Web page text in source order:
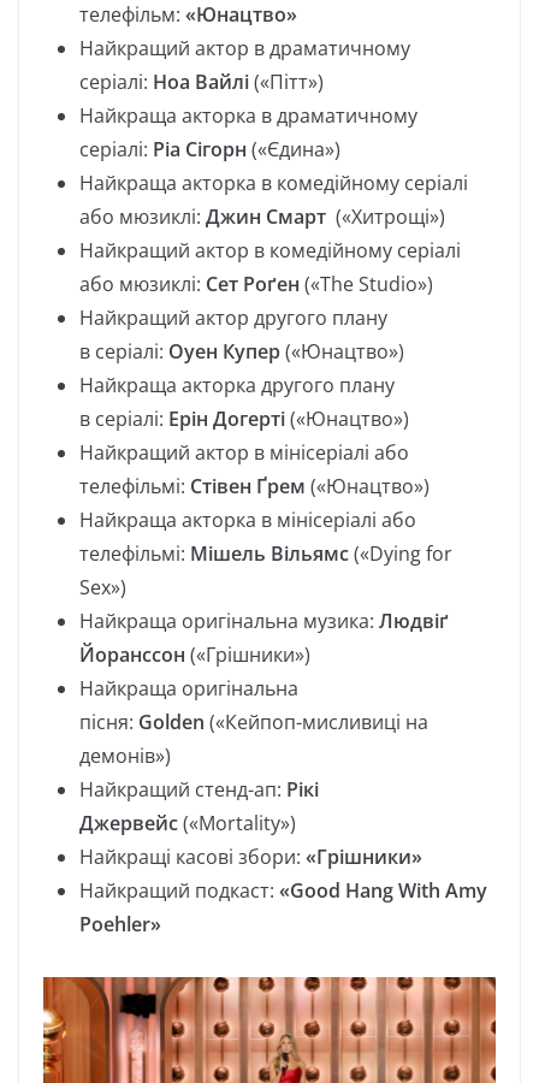
телефільм: «Юнацтво»
Найкращий актор в драматичному
серіалі: Ноа Вайлі(«Пітт»)
Найкраща акторка в драматичному
серіалі: Ріа Сігорн («Єдина»)
Найкраща акторка в комедійному серіалі
або мюзиклі: Джин Смарт («Хитрощі»)
Найкращий актор в комедійному серіалі
або мюзиклі: Сет Роґен («The Studio»)
Найкращий актор другого плану
в серіалі: Оуен Купер(«Юнацтво»)
Найкраща акторка другого плану
в серіалі: Ерін Догерті(«Юнацтво»)
Найкращий актор в мінісеріалі або
телефільмі: Стівен Ґрем («Юнацтво»)
Найкраща акторка в мінісеріалі або
телефільмі: Мішель Вільямс(«Dying for
Sex»)
Найкраща оригінальна музика: Людвіґ
Йоранссон («Грішники»)
Найкраща оригінальна
пісня: Golden («Кейпоп-мисливиці на
демонів»)
Найкращий стенд-ап: Рікі
Джервейс(«Mortality»)
Найкращі касові збори: «Грішники»
Найкращий подкаст: «Good Hang With Amy
Poehler»